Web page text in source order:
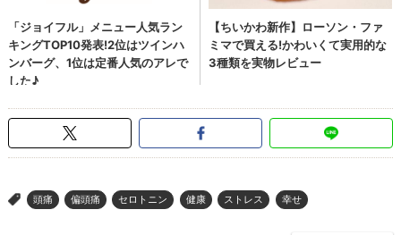
> 頭痛 偏頭痛 セロトニン 健康 ストレス 幸せ